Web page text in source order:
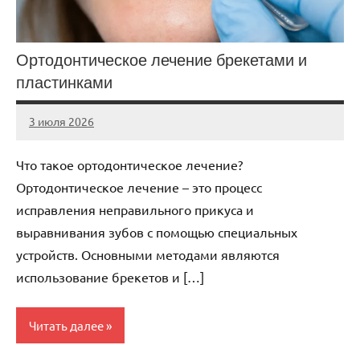
Ортодонтическое лечение брекетами и
пластинками
3 июля 2026
Avtor
Нет
Что такое ортодонтическое лечение?
Ортодонтическое лечение – это процесс
исправления неправильного прикуса и
выравнивания зубов с помощью специальных
устройств. Основными методами являются
использование брекетов и […]
Читать далее